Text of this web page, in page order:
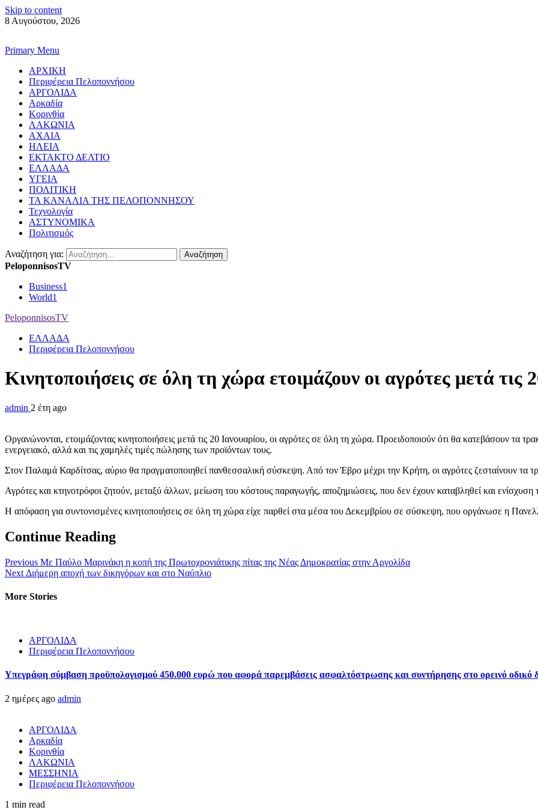
Skip to content
8 Αυγούστου, 2026
Primary Menu
ΑΡΧΙΚΗ
Περιφέρεια Πελοποννήσου
ΑΡΓΟΛΙΔΑ
Αρκαδία
Κορινθία
ΛΑΚΩΝΙΑ
ΑΧΑΙΑ
ΗΛΕΙΑ
ΕΚΤΑΚΤΟ ΔΕΛΤΙΟ
ΕΛΛΑΔΑ
ΥΓΕΙΑ
ΠΟΛΙΤΙΚΗ
ΤΑ ΚΑΝΑΛΙΑ ΤΗΣ ΠΕΛΟΠΟΝΝΗΣΟΥ
Τεχνολογία
ΑΣΤΥΝΟΜΙΚΑ
Πολιτισμός
Αναζήτηση για:
PeloponnisosTV
Business1
World1
PeloponnisosTV
ΕΛΛΑΔΑ
Περιφέρεια Πελοποννήσου
Κινητοποιήσεις σε όλη τη χώρα ετοιμάζουν οι αγρότες μετά τις
admin 2 έτη ago
Οργανώνονται, ετοιμάζοντας κινητοποιήσεις μετά τις 20 Ιανουαρίου, οι αγρότες σε όλη τη χώρα. Προειδοποιούν ότι θα κατεβάσουν τα
ενεργειακό, αλλά και τις χαμηλές τιμές πώλησης των προϊόντων τους.
Στον Παλαμά Καρδίτσας, αύριο θα πραγματοποιηθεί πανθεσσαλική σύσκεψη. Από τον Έβρο μέχρι την Κρήτη, οι αγρότες ζεσταίνουν τα
Αγρότες και κτηνοτρόφοι ζητούν, μεταξύ άλλων, μείωση του κόστους παραγωγής, αποζημιώσεις, που δεν έχουν καταβληθεί και ενίσχυση
Η απόφαση για συντονισμένες κινητοποιήσεις σε όλη τη χώρα είχε παρθεί στα μέσα του Δεκεμβρίου σε σύσκεψη, που οργάνωσε η
Continue Reading
Previous Με Παύλο Μαρινάκη η κοπή της Πρωτοχρονιάτικης πίτας της Νέας Δημοκρατίας στην Αργολίδα
Next Διήμερη αποχή των δικηγόρων και στο Ναύπλιο
More Stories
ΑΡΓΟΛΙΔΑ
Περιφέρεια Πελοποννήσου
Υπεγράφη σύμβαση προϋπολογισμού 450.000 ευρώ που αφορά παρεμβάσεις ασφαλτόστρωσης και συντήρησης στο ορεινό οδικό
2 ημέρες ago admin
ΑΡΓΟΛΙΔΑ
Αρκαδία
Κορινθία
ΛΑΚΩΝΙΑ
ΜΕΣΣΗΝΙΑ
Περιφέρεια Πελοποννήσου
1 min read